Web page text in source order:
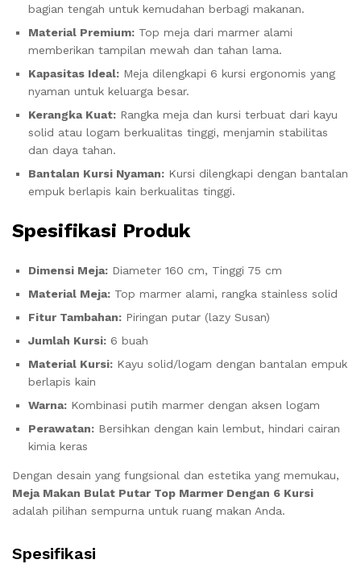
bagian tengah untuk kemudahan berbagi makanan.
Material Premium: Top meja dari marmer alami
memberikan tampilan mewah dan tahan lama.
Kapasitas Ideal: Meja dilengkapi 6 kursi ergonomis yang
nyaman untuk keluarga besar.
Kerangka Kuat: Rangka meja dan kursi terbuat dari kayu
solid atau logam berkualitas tinggi, menjamin stabilitas
dan daya tahan.
Bantalan Kursi Nyaman: Kursi dilengkapi dengan bantalan
empuk berlapis kain berkualitas tinggi.
Spesifikasi Produk
Dimensi Meja: Diameter 160 cm, Tinggi 75 cm
Material Meja: Top marmer alami, rangka stainless solid
Fitur Tambahan: Piringan putar (lazy Susan)
Jumlah Kursi: 6 buah
Material Kursi: Kayu solid/logam dengan bantalan empuk
berlapis kain
Warna: Kombinasi putih marmer dengan aksen logam
Perawatan: Bersihkan dengan kain lembut, hindari cairan
kimia keras
Dengan desain yang fungsional dan estetika yang memukau,
Meja Makan Bulat Putar Top Marmer Dengan 6 Kursi
adalah pilihan sempurna untuk ruang makan Anda.
Spesifikasi